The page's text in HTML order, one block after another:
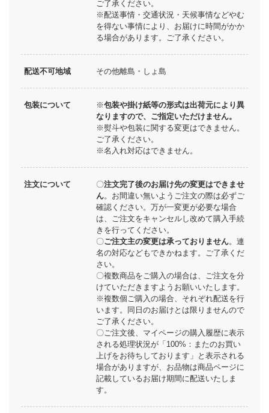
ご了承ください。
※配送事情・交通状況・天候事情などやむ
を得ない事情により、お届けに時間がかか
る場合があります。ご了承ください。
配送不可地域 その他離島・しょ島
包装について ※包装や掛け紙等の形式は出荷元により異
なりますので、ご指定いただけません。
※熨斗や包装に関する変更はできません。
ご了承ください。
※名入れ対応はできません。
注文について 〇注文完了後のお届け先の変更はできませ
ん。お間違い無いようご注文の際は必ずご
確認ください。万が一変更が必要な場合
は、ご注文をキャンセルし改めて購入手続
きを行ってください。
〇ご注文主の変更は承っておりません。連
名の対応などもできかねます。ご了承くだ
さい。
〇複数商品をご購入の場合は、ご注文を分
けていただきますようお願いいたします。
※複数個ご購入の場合、それぞれ配送を行
います。同日のお届けとは限りませんので
ご了承ください。
〇ご注文後、マイページの購入履歴に表示
される処理状況が「100%：またのお買い
上げをお待ちしております」と表示される
場合がありますが、お品物は商品ページに
記載しているお届け期間に配送いたしま
す。